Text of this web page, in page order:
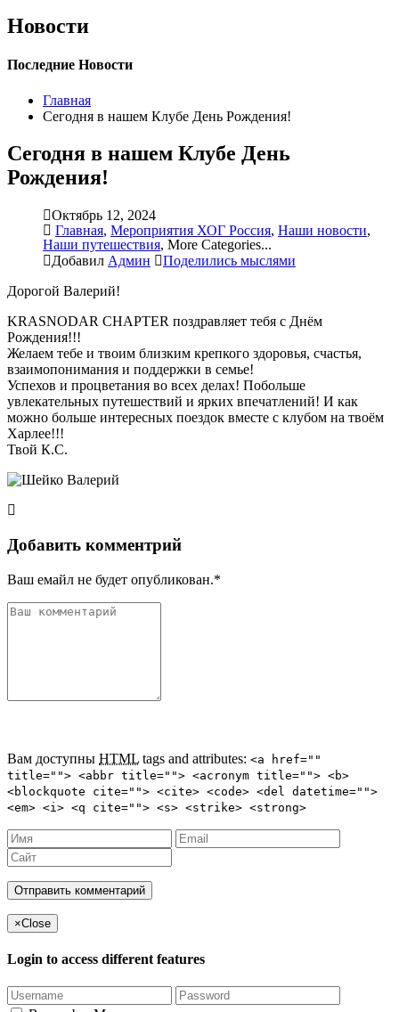
Новости
Последние Новости
Главная
Сегодня в нашем Клубе День Рождения!
Сегодня в нашем Клубе День
Рождения!
Октябрь 12, 2024
Главная, Мероприятия ХОГ Россия, Наши новости,
Наши путешествия, More Categories...
Добавил Админ
Поделились мыслями
Дорогой Валерий!
KRASNODAR CHAPTER поздравляет тебя с Днём
Рождения!!!
Желаем тебе и твоим близким крепкого здоровья, счастья,
взаимопонимания и поддержки в семье!
Успехов и процветания во всех делах! Побольше
увлекательных путешествий и ярких впечатлений! И как
можно больше интересных поездок вместе с клубом на твоём
Харлее!!!
Твой К.С.
Добавить комментрий
Ваш емайл не будет опубликован.*
Вам доступны HTML tags and attributes: <a href=""
title=""> <abbr title=""> <acronym title=""> <b>
<blockquote cite=""> <cite> <code> <del datetime="">
<em> <i> <q cite=""> <s> <strike> <strong>
×Close
Login to access different features